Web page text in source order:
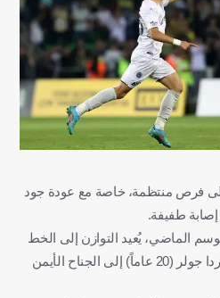
فرص منتظمة، خاصة مع عودة جود
طفيفة.
سجل 15 هدفاً الموسم الماضي، يُعيد التوازن إلى الخط
الوسط، مما يدفع ألونسو إلى دفع أردا جولر (20 عاماً) إلى الجناح الأيمن